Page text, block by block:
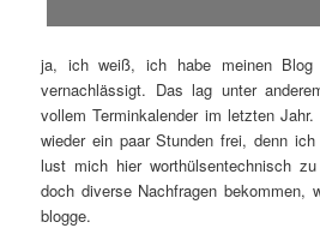
ja, ich weiß, ich habe meinen Blog
vernachlässigt. Das lag unter
vollem Terminkalender im letzten
wieder ein paar Stunden frei, denn
lust mich hier worthülsentechnisch
doch diverse Nachfragen bekommen,
blogge.